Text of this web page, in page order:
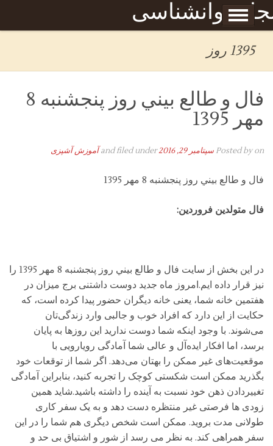
روانشناسی
Skip to content
برگه نمونه
1395 روز
فال و طالع بيني روز پنجشنبه 8
مهر 1395
Posted byon سپتامبر 29, 2016 and filed under آموزش آشپزی
فال و طالع بيني روز پنجشنبه 8 مهر 1395
فال متولدین فروردین:
در این بخش از سایت فال و طالع بيني روز پنجشنبه 8 مهر 1395 را
نیز قرار داده ایم.امروز ماه جدید دوست داشتنی برج میزان در
هفتمین خانه شما، یعنی خانه دیگران حضور پیدا کرده است، که
حکایت از این دارد که افراد خوب و جالبی وارد زندگی‌تان
می‌شوند. با وجود اینکه شما دوست ندارید این روزها به پایان
برسد، اما افکار ایده‌آل و عالی شما آمادگی رویارویی با
موقعیت‌های غیر ممکن را بهتان می‌دهد. اگر شما از توقعات خود
بگذرید ممکن است شکستی کوچک را تجربه کنید، بنابراین آمادگی
تغییردادن ذهن خود نسبت به آینده را داشته باشید.شاید همین
زودی ها فرصتی غیر منتظره دست دهد و به یک سفر کاری
طولانی مدت بروید. ممکن است شخص دیگری هم شما را در این
سفر همراهی کند. به نظر می رسد از شور و اشتیاق بی حد و